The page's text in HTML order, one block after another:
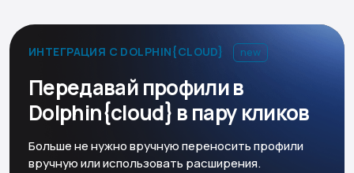
ИНТЕГРАЦИЯ С DOLPHIN{CLOUD} new
Передавай профили в
Dolphin{cloud} в пару кликов
Больше не нужно вручную переносить профили
вручную или использовать расширения.